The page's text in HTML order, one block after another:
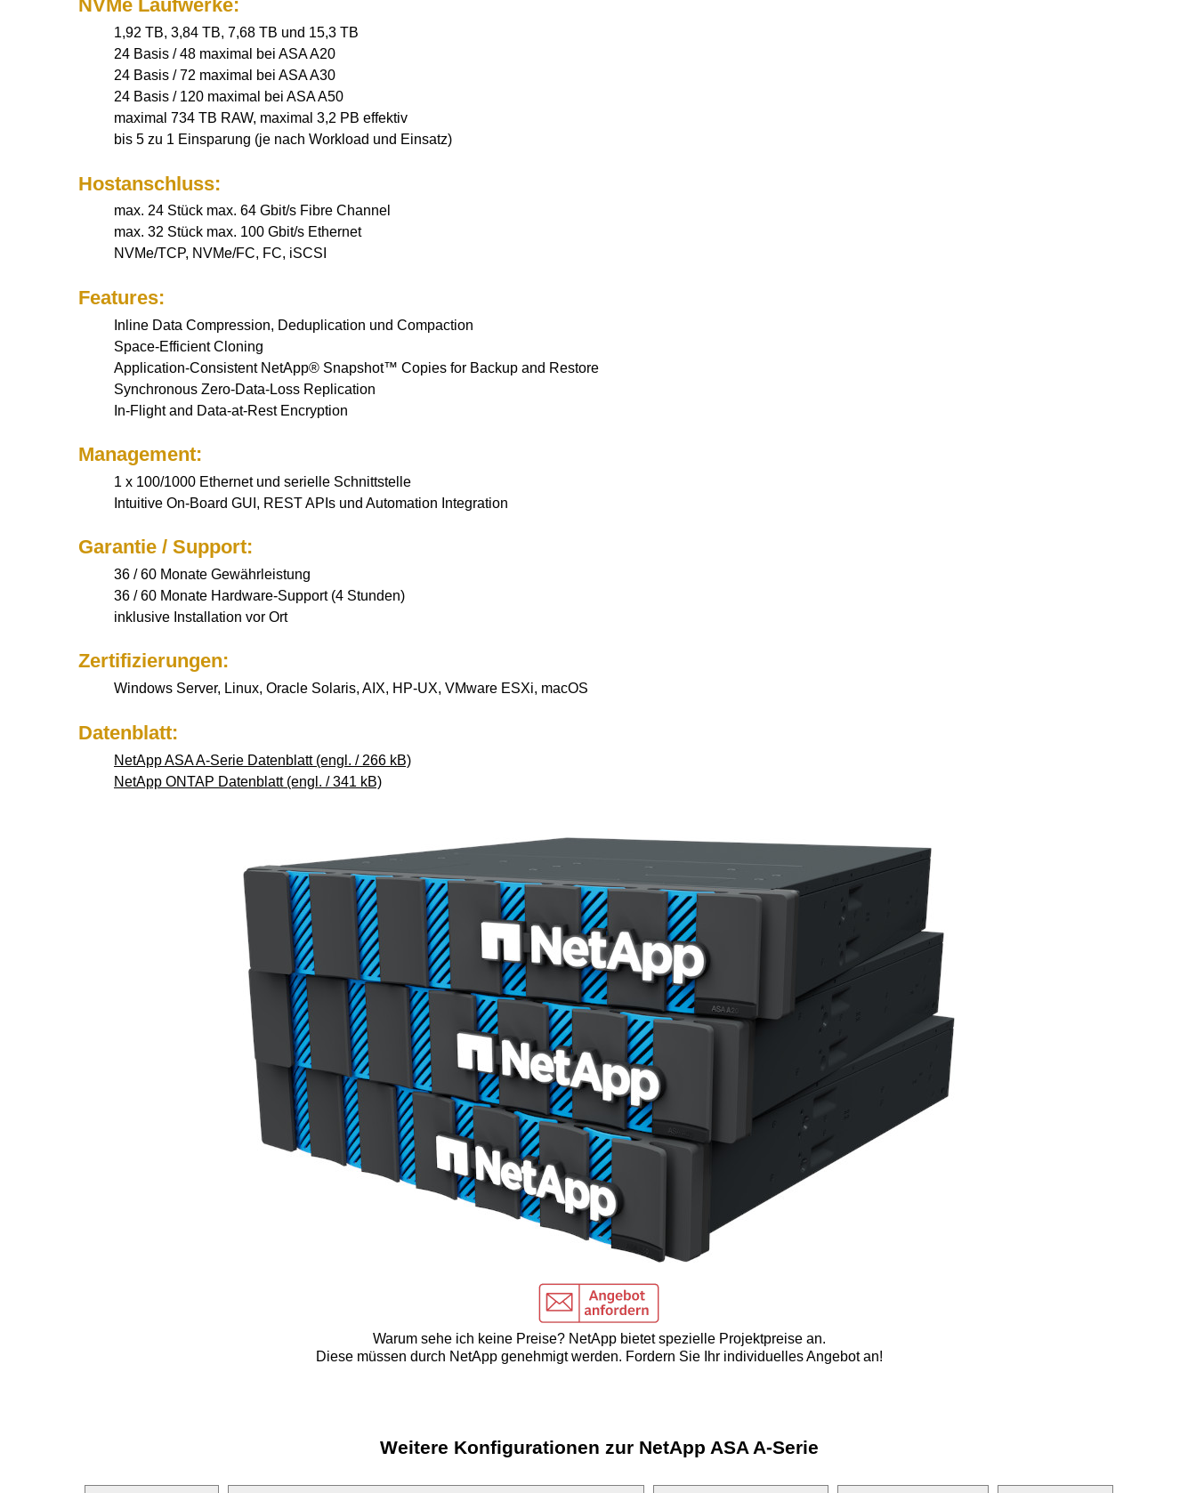
NVMe Laufwerke:
1,92 TB, 3,84 TB, 7,68 TB und 15,3 TB
24 Basis / 48 maximal bei ASA A20
24 Basis / 72 maximal bei ASA A30
24 Basis / 120 maximal bei ASA A50
maximal 734 TB RAW, maximal 3,2 PB effektiv
bis 5 zu 1 Einsparung (je nach Workload und Einsatz)
Hostanschluss:
max. 24 Stück max. 64 Gbit/s Fibre Channel
max. 32 Stück max. 100 Gbit/s Ethernet
NVMe/TCP, NVMe/FC, FC, iSCSI
Features:
Inline Data Compression, Deduplication und Compaction
Space-Efficient Cloning
Application-Consistent NetApp® Snapshot™ Copies for Backup and Restore
Synchronous Zero-Data-Loss Replication
In-Flight and Data-at-Rest Encryption
Management:
1 x 100/1000 Ethernet und serielle Schnittstelle
Intuitive On-Board GUI, REST APIs und Automation Integration
Garantie / Support:
36 / 60 Monate Gewährleistung
36 / 60 Monate Hardware-Support (4 Stunden)
inklusive Installation vor Ort
Zertifizierungen:
Windows Server, Linux, Oracle Solaris, AIX, HP-UX, VMware ESXi, macOS
Datenblatt:
NetApp ASA A-Serie Datenblatt (engl. / 266 kB)
NetApp ONTAP Datenblatt (engl. / 341 kB)
Warum sehe ich keine Preise? NetApp bietet spezielle Projektpreise an.
Diese müssen durch NetApp genehmigt werden. Fordern Sie Ihr individuelles Angebot an!
Weitere Konfigurationen zur NetApp ASA A-Serie